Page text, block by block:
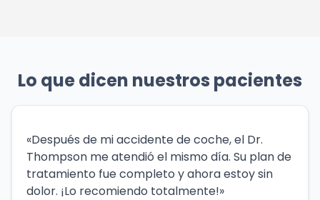
Lo que dicen nuestros pacientes
«Después de mi accidente de coche, el Dr.
Thompson me atendió el mismo día. Su plan de
tratamiento fue completo y ahora estoy sin
dolor. ¡Lo recomiendo totalmente!»